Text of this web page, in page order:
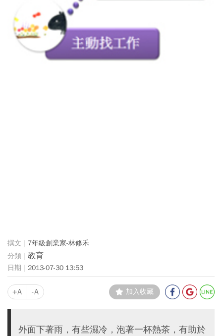
7年級創業家-林修禾
教育
2013-07-30 13:53
+A -A 加入收藏
外面下著雨，有些濕冷，泡著一杯熱茶，有助於